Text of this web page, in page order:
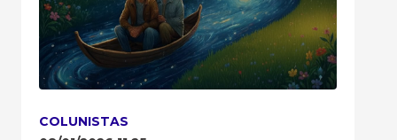
COLUNISTAS